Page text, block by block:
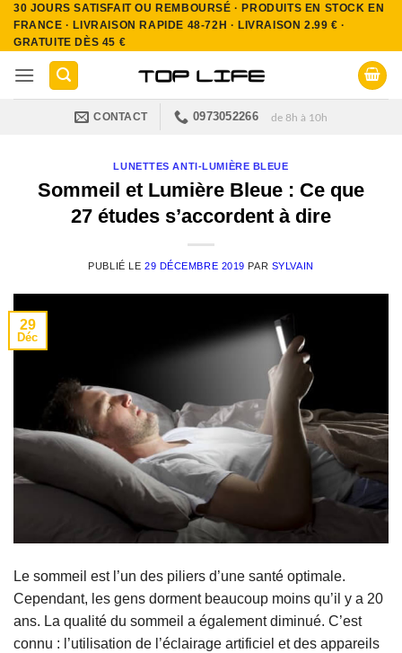
Passer
au
contenu
30 JOURS SATISFAIT OU REMBOURSÉ · PRODUITS EN STOCK EN
FRANCE · LIVRAISON RAPIDE 48-72H · LIVRAISON 2.99 € ·
GRATUITE DÈS 45 €
CONTACT 0973052266 de 8h à 10h
LUNETTES ANTI-LUMIÈRE BLEUE
Sommeil et Lumière Bleue : Ce que
27 études s’accordent à dire
PUBLIÉ LE 29 DÉCEMBRE 2019 PAR SYLVAIN
29
Déc
Le sommeil est l’un des piliers d’une santé optimale.
Cependant, les gens dorment beaucoup moins qu’il y a 20
ans. La qualité du sommeil a également diminué. C’est
connu : l’utilisation de l’éclairage artificiel et des appareils